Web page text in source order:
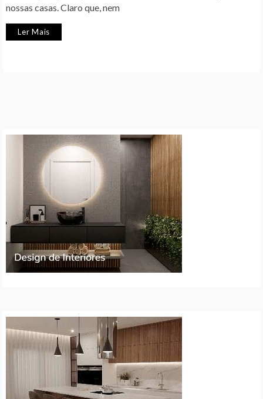
nossas casas. Claro que, nem
Ler Mais